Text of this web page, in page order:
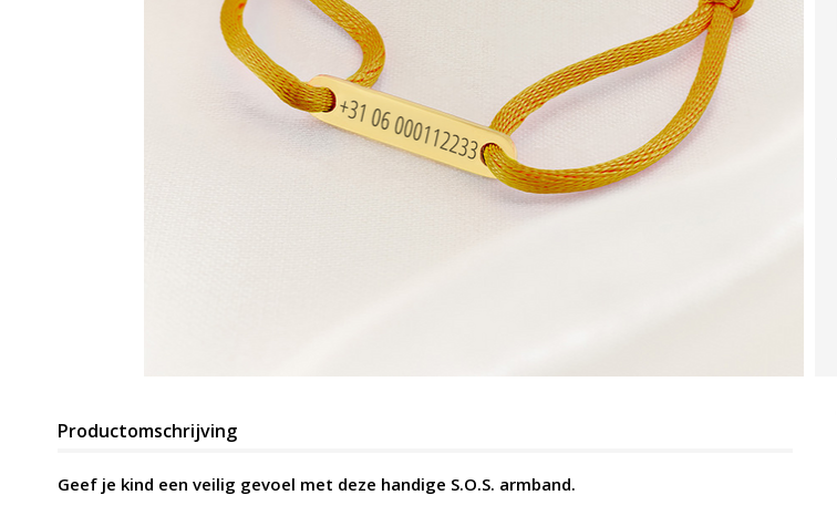
Productomschrijving
Geef je kind een veilig gevoel met deze handige S.O.S. armband.